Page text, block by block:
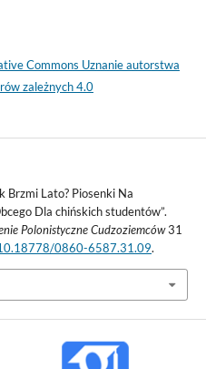
Commons Uznanie autorstwa
zależnych 4.0
Brzmi Lato? Piosenki Na
Dla chińskich studentów”.
Polonistyczne Cudzoziemców31
0860-6587.31.09.